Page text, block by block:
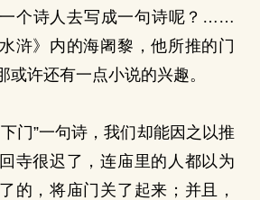
个诗人去写成一句诗呢？……
浒》内的海阇黎，他所推的门
或许还有一点小说的兴趣。
”一句诗，我们却能因之以推
寺很迟了，连庙里的人都以为
的，将庙门关了起来；并且，